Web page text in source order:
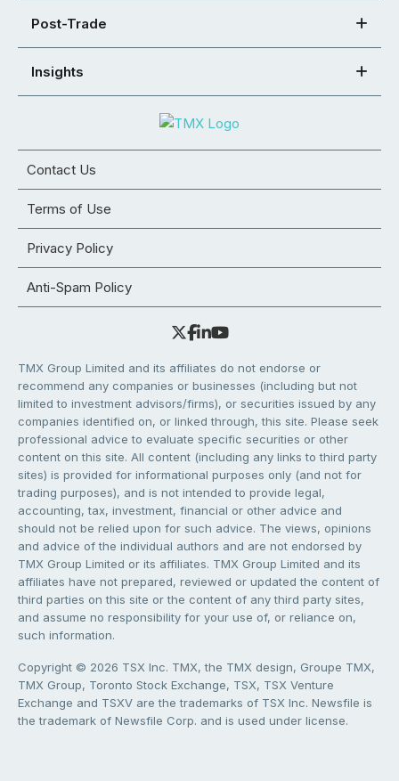
Post-Trade
Insights
Contact Us
Terms of Use
Privacy Policy
Anti-Spam Policy
TMX Group Limited and its affiliates do not endorse or
recommend any companies or businesses (including but not
limited to investment advisors/firms), or securities issued by any
companies identified on, or linked through, this site. Please seek
professional advice to evaluate specific securities or other
content on this site. All content (including any links to third party
sites) is provided for informational purposes only (and not for
trading purposes), and is not intended to provide legal,
accounting, tax, investment, financial or other advice and
should not be relied upon for such advice. The views, opinions
and advice of the individual authors and are not endorsed by
TMX Group Limited or its affiliates. TMX Group Limited and its
affiliates have not prepared, reviewed or updated the content of
third parties on this site or the content of any third party sites,
and assume no responsibility for your use of, or reliance on,
such information.
Copyright © 2026 TSX Inc. TMX, the TMX design, Groupe TMX,
TMX Group, Toronto Stock Exchange, TSX, TSX Venture
Exchange and TSXV are the trademarks of TSX Inc. Newsfile is
the trademark of Newsfile Corp. and is used under license.